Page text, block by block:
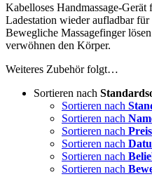
Kabelloses Handmassage-
Ladestation wieder aufladbar
Bewegliche Massagefinger
verwöhnen den Körper.
Weiteres Zubehör folgt…
Sortieren nach
Sortieren nach
Sortieren nach
Sortieren nach Preis
Sortieren nach
Sortieren nach
Sortieren nach